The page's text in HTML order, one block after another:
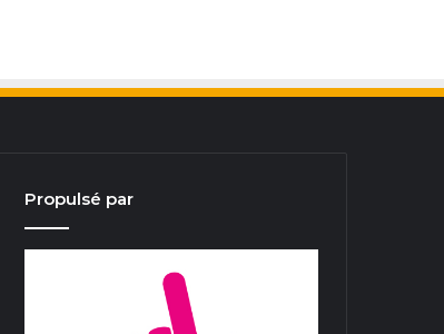
Propulsé par